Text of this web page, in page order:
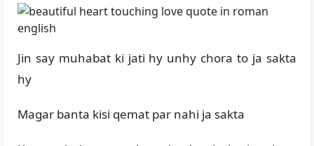
Jin say muhabat ki jati hy unhy chora to ja sakta
hy
Magar banta kisi qemat par nahi ja sakta